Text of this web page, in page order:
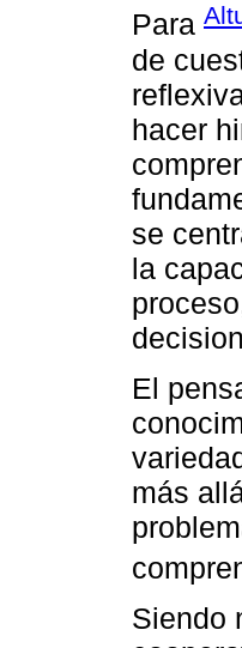
Para
de
hacer
se
la
El
más
Siendo